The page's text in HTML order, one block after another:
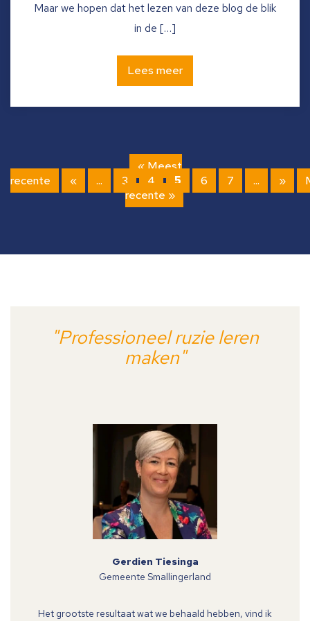
Maar we hopen dat het lezen van deze blog de blik
in de […]
Lees meer
« Meest
recente
« ... 3 4 5 6 7 ... »
recente »
"Professioneel ruzie leren
maken"
Gerdien Tiesinga
Gemeente Smallingerland
Het grootste resultaat wat we behaald hebben, vind ik